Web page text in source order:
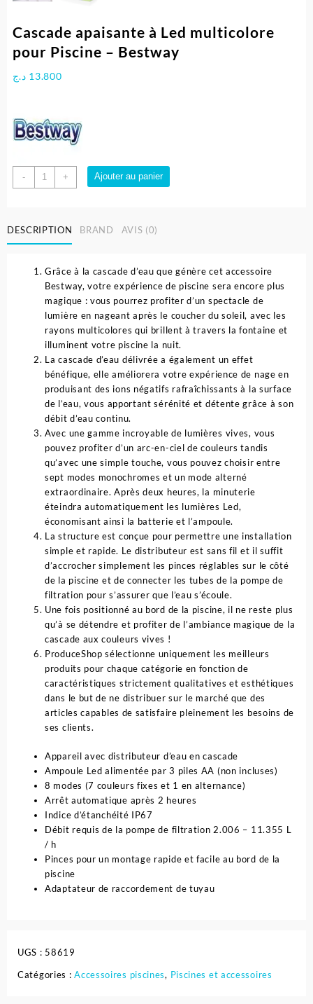
Cascade apaisante à Led multicolore
pour Piscine – Bestway
13.800 د.ج
-
quantité
de
à
Led
pour
Piscine
Bestway
+ Ajouter au panier
DESCRIPTION BRAND AVIS (0)
Grâce à la cascade d’eau que génère cet accessoire
Bestway, votre expérience de piscine sera encore plus
magique : vous pourrez profiter d’un spectacle de
lumière en nageant après le coucher du soleil, avec les
rayons multicolores qui brillent à travers la fontaine et
illuminent votre piscine la nuit.
La cascade d’eau délivrée a également un effet
bénéfique, elle améliorera votre expérience de nage en
produisant des ions négatifs rafraîchissants à la surface
de l’eau, vous apportant sérénité et détente grâce à son
débit d’eau continu.
Avec une gamme incroyable de lumières vives, vous
pouvez profiter d’un arc-en-ciel de couleurs tandis
qu’avec une simple touche, vous pouvez choisir entre
sept modes monochromes et un mode alterné
extraordinaire. Après deux heures, la minuterie
éteindra automatiquement les lumières Led,
économisant ainsi la batterie et l’ampoule.
La structure est conçue pour permettre une installation
simple et rapide. Le distributeur est sans fil et il suffit
d’accrocher simplement les pinces réglables sur le côté
de la piscine et de connecter les tubes de la pompe de
filtration pour s’assurer que l’eau s’écoule.
Une fois positionné au bord de la piscine, il ne reste plus
qu’à se détendre et profiter de l’ambiance magique de la
cascade aux couleurs vives !
ProduceShop sélectionne uniquement les meilleurs
produits pour chaque catégorie en fonction de
caractéristiques strictement qualitatives et esthétiques
dans le but de ne distribuer sur le marché que des
articles capables de satisfaire pleinement les besoins de
ses clients.
Appareil avec distributeur d’eau en cascade
Ampoule Led alimentée par 3 piles AA (non incluses)
8 modes (7 couleurs fixes et 1 en alternance)
Arrêt automatique après 2 heures
Indice d’étanchéité IP67
Débit requis de la pompe de filtration 2.006 – 11.355 L
/ h
Pinces pour un montage rapide et facile au bord de la
piscine
Adaptateur de raccordement de tuyau
UGS : 58619
Catégories :Accessoires piscines, Piscines et accessoires